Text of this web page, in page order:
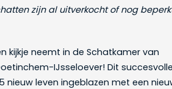
zijn al uitverkocht of nog
kijkje neemt in de Schatkamer van
IJsseloever! Dit
nieuw leven ingeblazen met een